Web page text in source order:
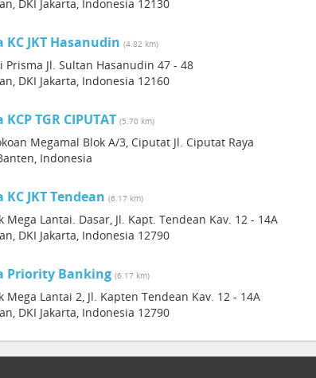
DKI Jakarta, Indonesia 12130
KC JKT Hasanudin (4.82 km)
Prisma Jl. Sultan Hasanudin 47 - 48
DKI Jakarta, Indonesia 12160
TGR CIPUTAT (5.70 km)
Megamal Blok A/3, Ciputat Jl. Ciputat Raya
Indonesia
JKT Tendean (6.17 km)
Mega Lantai. Dasar, Jl. Kapt. Tendean Kav. 12 - 14A
DKI Jakarta, Indonesia 12790
Priority Banking (6.17 km)
Mega Lantai 2, Jl. Kapten Tendean Kav. 12 - 14A
DKI Jakarta, Indonesia 12790